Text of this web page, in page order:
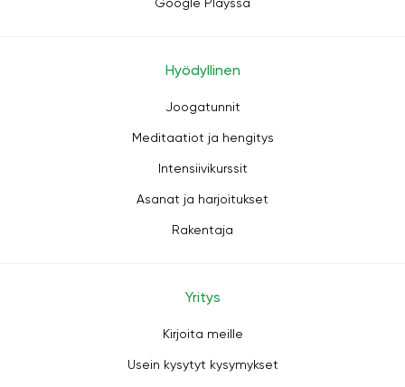
Hyödyllinen
Joogatunnit
Meditaatiot ja hengitys
Intensiivikurssit
Asanat ja harjoitukset
Rakentaja
Yritys
Kirjoita meille
Usein kysytyt kysymykset